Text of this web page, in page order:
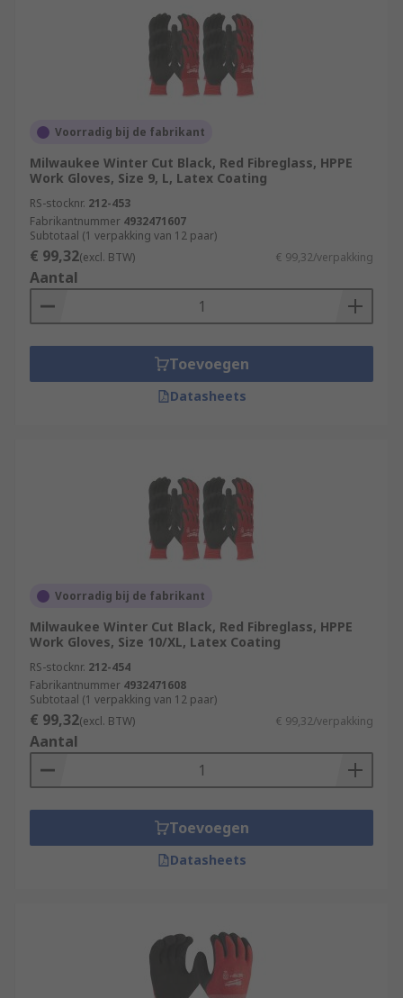
Voorradig bij de fabrikant
Milwaukee Winter Cut Black, Red Fibreglass, HPPE
Work Gloves, Size 9, L, Latex Coating
RS-stocknr. 212-453
Fabrikantnummer 4932471607
Subtotaal (1 verpakking van 12 paar)
€ 99,32(excl. BTW) € 99,32/verpakking
Aantal
Toevoegen
Datasheets
Voorradig bij de fabrikant
Milwaukee Winter Cut Black, Red Fibreglass, HPPE
Work Gloves, Size 10/XL, Latex Coating
RS-stocknr. 212-454
Fabrikantnummer 4932471608
Subtotaal (1 verpakking van 12 paar)
€ 99,32(excl. BTW) € 99,32/verpakking
Aantal
Toevoegen
Datasheets